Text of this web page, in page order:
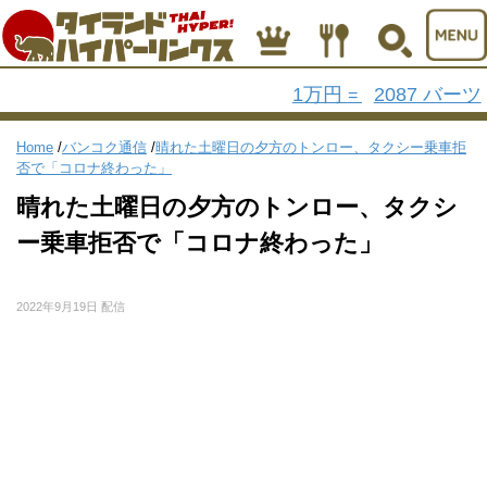
1万円 = 2087 バーツ
Home /バンコク通信 /晴れた土曜日の夕方のトンロー、タクシー乗車拒
否で「コロナ終わった」
晴れた土曜日の夕方のトンロー、タクシ
ー乗車拒否で「コロナ終わった」
2022年9月19日 配信